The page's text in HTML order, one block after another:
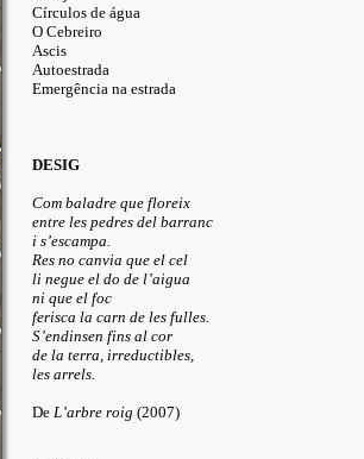
Círculos de água
O Cebreiro
Ascis
Autoestrada
Emergência na estrada
DESIG
Com baladre que floreix
entre les pedres del barranc
i s’escampa.
Res no canvia que el cel
li negue el do de l’aigua
ni que el foc
ferisca la carn de les fulles.
S’endinsen fins al cor
de la terra, irreductibles,
les arrels.
De L’arbre roig (2007)